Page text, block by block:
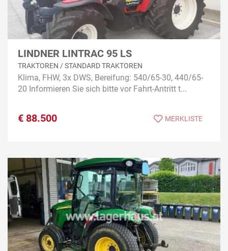
LINDNER LINTRAC 95 LS
TRAKTOREN / STANDARD TRAKTOREN
Klima, FHW, 3x DWS, Bereifung: 540/65-30, 440/65-
20 Informieren Sie sich bitte vor Fahrt-Antritt t...
€ 88.500 MERKLISTE